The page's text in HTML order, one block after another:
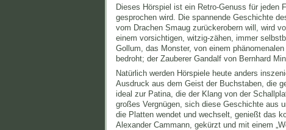
Dieses Hörspiel ist ein Retro-Genuss für jeden
gesprochen wird. Die spannende Geschichte
vom Drachen Smaug zurückerobern will, wird
einem vorsichtigen, witzig-zähen, immer
Gollum, das Monster, von einem
bedroht; der Zauberer Gandalf von Bernhard
Natürlich werden Hörspiele heute anders
Ausdruck aus dem Geist der Buchstaben, die
ideal zur Patina, die der Klang von der
großes Vergnügen, sich diese Geschichte aus
die Platten wendet und wechselt, genießt das
Alexander Cammann, gekürzt und mit einem